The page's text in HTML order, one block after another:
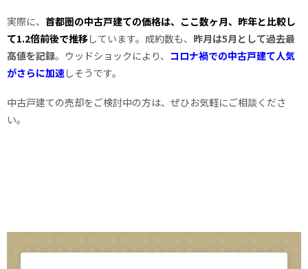
実際に、 首都圏の中古戸建ての価格は、ここ数ヶ月、昨年と比較し
て1.2倍前後で推移しています。成約数も、 昨月は5月として過去最
高値を記録。ウッドショックにより、 コロナ禍での中古戸建て人気
がさらに加速しそうです。
中古戸建ての売却をご検討中の方は、ぜひお気軽にご相談くださ
い。